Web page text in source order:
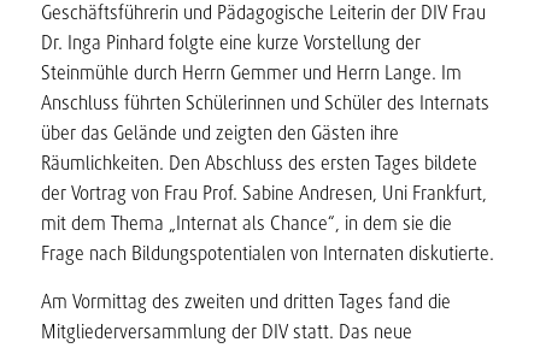
Geschäftsführerin und Pädagogische Leiterin der DIV Frau
Dr. Inga Pinhard folgte eine kurze Vorstellung der
Steinmühle durch Herrn Gemmer und Herrn Lange. Im
Anschluss führten Schülerinnen und Schüler des Internats
über das Gelände und zeigten den Gästen ihre
Räumlichkeiten. Den Abschluss des ersten Tages bildete
der Vortrag von Frau Prof. Sabine Andresen, Uni Frankfurt,
mit dem Thema „Internat als Chance“, in dem sie die
Frage nach Bildungspotentialen von Internaten diskutierte.
Am Vormittag des zweiten und dritten Tages fand die
Mitgliederversammlung der DIV statt. Das neue